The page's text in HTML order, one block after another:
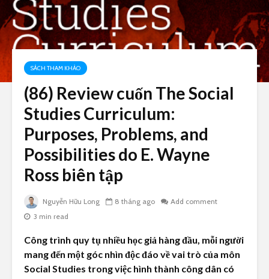
SÁCH THAM KHẢO
(86) Review cuốn The Social
Studies Curriculum:
Purposes, Problems, and
Possibilities do E. Wayne
Ross biên tập
Nguyễn Hữu Long 8 tháng ago
Add comment
3 min read
Công trình quy tụ nhiều học giả hàng đầu, mỗi người
mang đến một góc nhìn độc đáo về vai trò của môn
Social Studies trong việc hình thành công dân có